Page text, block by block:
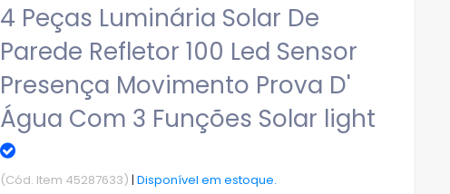
4 Peças Luminária Solar De
Parede Refletor 100 Led Sensor
Presença Movimento Prova D'
Água Com 3 Funções Solar light
(Cód. Item 45287633) |Disponível em estoque.